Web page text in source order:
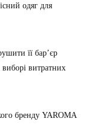
одяг для
її бар’єр
витратних
бренду YAROMA